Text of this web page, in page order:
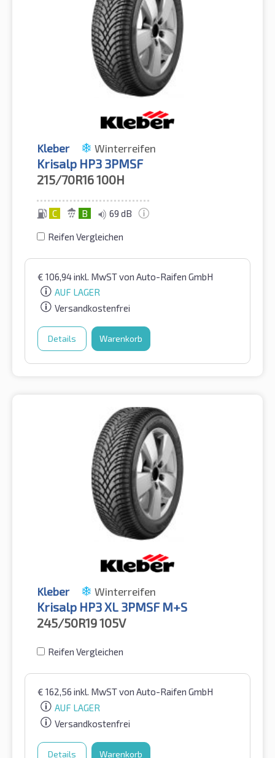
Kleber Winterreifen
Krisalp HP3 3PMSF
215/70R16100H
C B 69 dB
Reifen Vergleichen
€ 106,94inkl. MwSTvon Auto-Raifen GmbH
AUF LAGER
Versandkostenfrei
Details Warenkorb
Kleber Winterreifen
Krisalp HP3 XL 3PMSF M+S
245/50R19105V
Reifen Vergleichen
€ 162,56 inkl. MwSTvon Auto-Raifen GmbH
AUF LAGER
Versandkostenfrei
Details Warenkorb